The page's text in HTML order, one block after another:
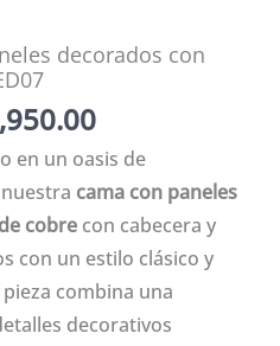
decorados con
Rango
de
precios:
desde
$18,287.50
hasta
$19,950.00
en un oasis de
cama con paneles
cobrecon cabecera y
con un estilo clásico y
combina una
decorativos